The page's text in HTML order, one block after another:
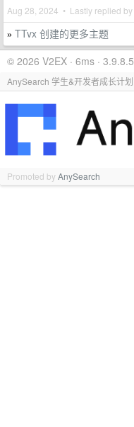
Aug 28, 2024 • Lastly replied by
» TTvx 创建的更多主题
© 2026 V2EX · 6ms · 3.9.8.5
AnySearch 学生&开发者成长计划
Promoted byAnySearch